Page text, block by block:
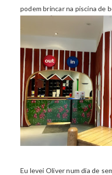
podem brincar na piscina de
Eu levei Oliver num dia de